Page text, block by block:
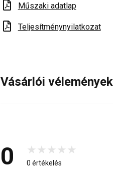
Műszaki adatlap
Teljesítménynyilatkozat
Vásárlói vélemények
0 0 értékelés